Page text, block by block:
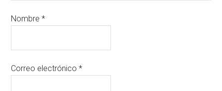
Nombre*
Correo electrónico*